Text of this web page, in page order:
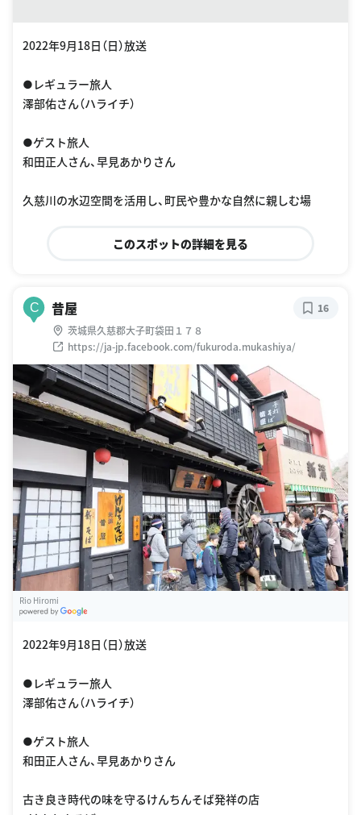
2022年9月18日（日）放送
●レギュラー旅人
澤部佑さん（ハライチ）
●ゲスト旅人
和田正人さん、早見あかりさん
久慈川の水辺空間を活用し、町民や豊かな自然に親しむ場
このスポットの詳細を見る
C 昔屋
茨城県久慈郡大子町袋田１７８
https://ja-jp.facebook.com/fukuroda.mukashiya/
16
Rio Hiromi
2022年9月18日（日）放送
●レギュラー旅人
澤部佑さん（ハライチ）
●ゲスト旅人
和田正人さん、早見あかりさん
古き良き時代の味を守るけんちんそば発祥の店